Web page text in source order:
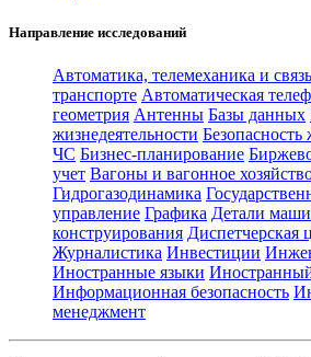
Направление исследований
Автоматика, телемеханика и
транспорте Автоматическая
геометрия Антенны Базы данных
жизнедеятельности Безопасность
ЧС Бизнес-планирование
учет Вагоны и вагонное
Гидрогазодинамика
управление Графика Детали
конструирования Диспетчерская
Журналистика Инвестиции
Иностранные языки
Информационная безопасность
менеджмент